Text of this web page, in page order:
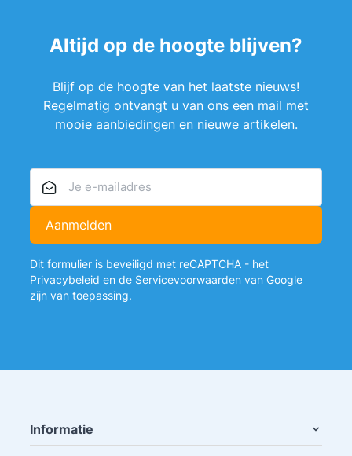
Altijd op de hoogte blijven?
Blijf op de hoogte van het laatste nieuws!
Regelmatig ontvangt u van ons een mail met
mooie aanbiedingen en nieuwe artikelen.
Aanmelden
Dit formulier is beveiligd met reCAPTCHA - het
Privacybeleid en de Servicevoorwaarden van Google
zijn van toepassing.
Informatie